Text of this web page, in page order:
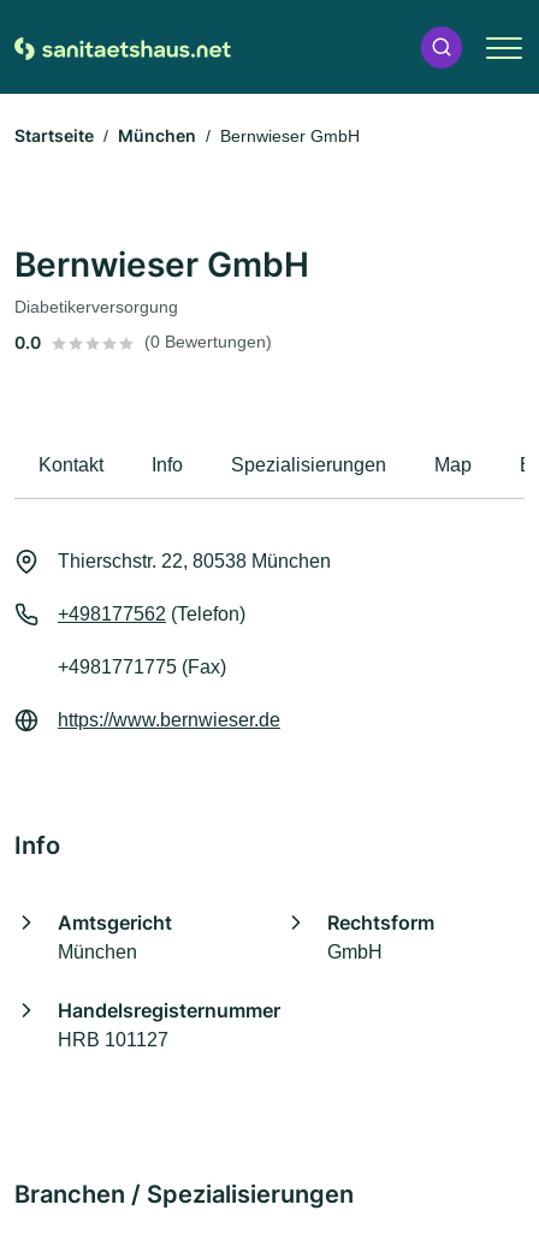
Startseite München Bernwieser GmbH
Bernwieser GmbH
Diabetikerversorgung
0.0 (0 Bewertungen)
Kontakt Info Spezialisierungen Map
Thierschstr. 22, 80538 München
+498177562 (Telefon)
+4981771775 (Fax)
https://www.bernwieser.de
Info
Amtsgericht
München
Rechtsform
GmbH
Handelsregisternummer
HRB 101127
Branchen / Spezialisierungen